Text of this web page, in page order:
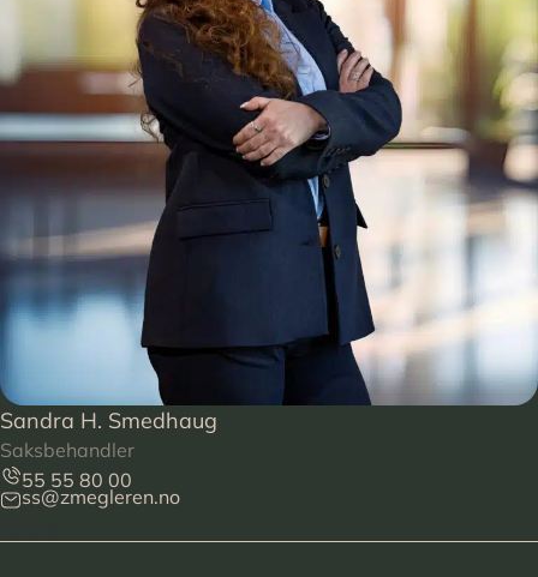
Sandra H. Smedhaug
Saksbehandler
55 55 80 00
ss@zmegleren.no